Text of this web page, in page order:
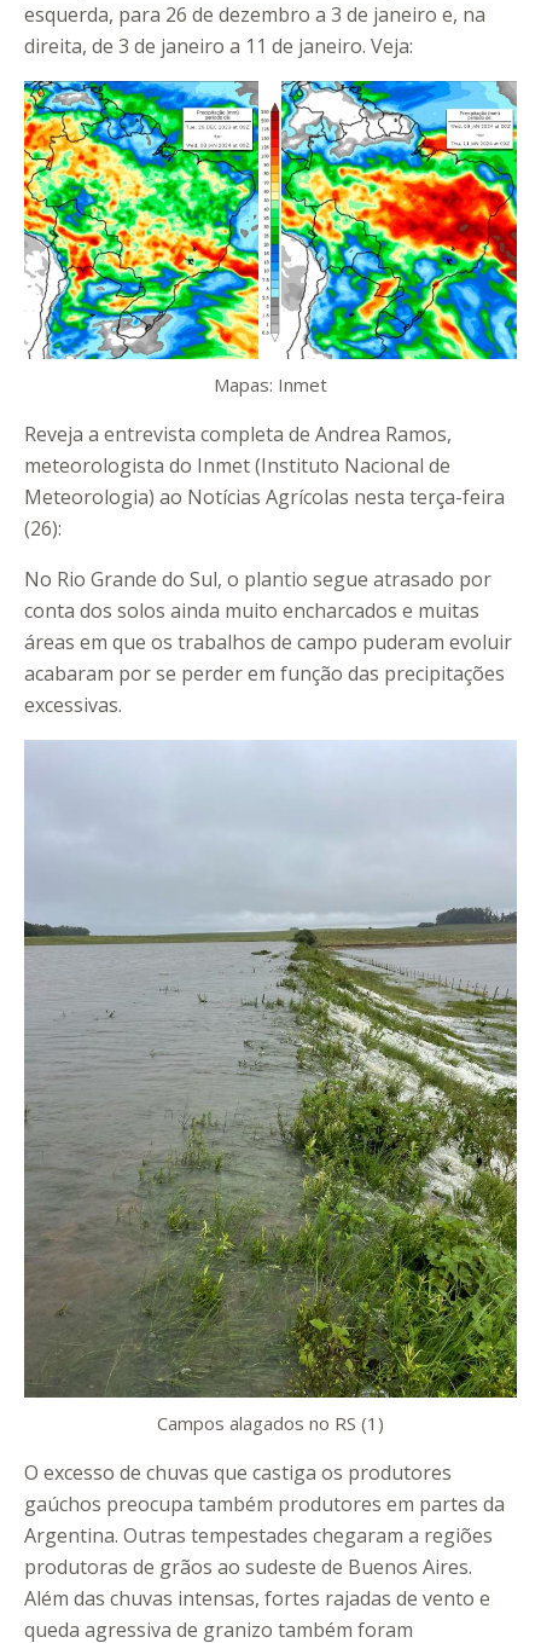
esquerda, para 26 de dezembro a 3 de janeiro e, na
direita, de 3 de janeiro a 11 de janeiro. Veja:
Mapas: Inmet
Reveja a entrevista completa de Andrea Ramos,
meteorologista do Inmet (Instituto Nacional de
Meteorologia) ao Notícias Agrícolas nesta terça-feira
(26):
No Rio Grande do Sul, o plantio segue atrasado por
conta dos solos ainda muito encharcados e muitas
áreas em que os trabalhos de campo puderam evoluir
acabaram por se perder em função das precipitações
excessivas.
Campos alagados no RS (1)
O excesso de chuvas que castiga os produtores
gaúchos preocupa também produtores em partes da
Argentina. Outras tempestades chegaram a regiões
produtoras de grãos ao sudeste de Buenos Aires.
Além das chuvas intensas, fortes rajadas de vento e
queda agressiva de granizo também foram